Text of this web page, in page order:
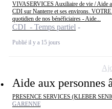
VIVASERVICES Auxiliaire de vie / Aide
CDI sur Nanterre et ses environs.
quotidien de nos bénéficiaires - Aide...
CDI - Temps partiel
Publié il y a 15 jours
Aide aux personnes
PRESENCE SERVICES (KLEBER
GARENNE